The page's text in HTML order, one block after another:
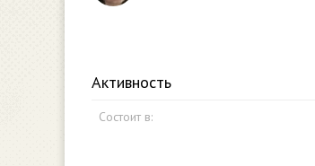
Активность
Состоит в: